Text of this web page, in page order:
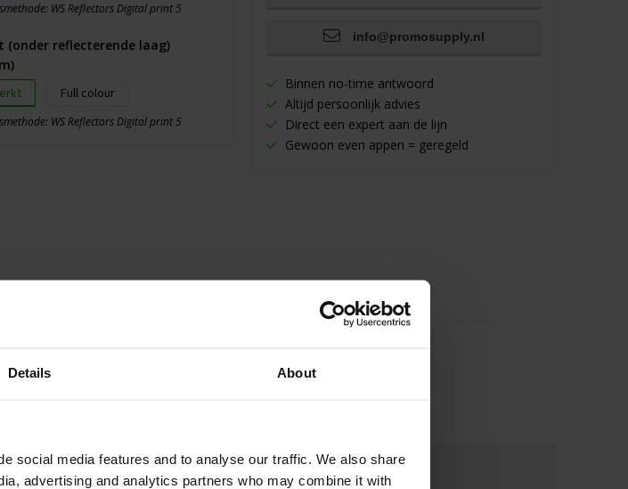
Details About
social media features and to analyse our traffic. We also share
advertising and analytics partners who may combine it with
WS Reflectors Digital print 5
(onder reflecterende laag)
Full colour
WS Reflectors Digital print 5
info@promosupply.nl
Binnen no-time antwoord
Altijd persoonlijk advies
Direct een expert aan de lijn
Gewoon even appen = geregeld